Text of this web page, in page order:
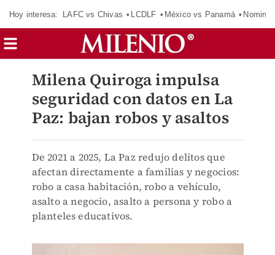
Hoy interesa: LAFC vs Chivas LCDLF México vs Panamá
Milena Quiroga impulsa
seguridad con datos en La
Paz: bajan robos y asaltos
De 2021 a 2025, La Paz redujo delitos que
afectan directamente a familias y negocios:
robo a casa habitación, robo a vehículo,
asalto a negocio, asalto a persona y robo a
planteles educativos.